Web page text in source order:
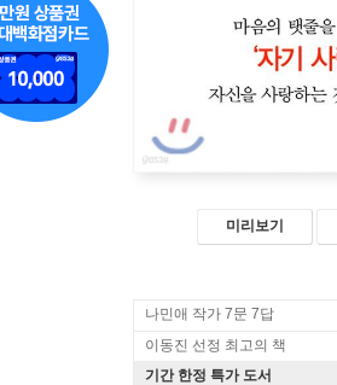
미리보기
나민애 작가 7문 7답
이동진 선정 최고의 책
기간 한정 특가 도서